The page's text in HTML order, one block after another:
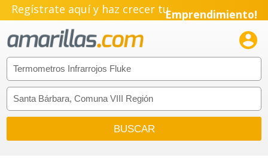
Regístrate aquí y haz crecer tuEmprendimiento!
